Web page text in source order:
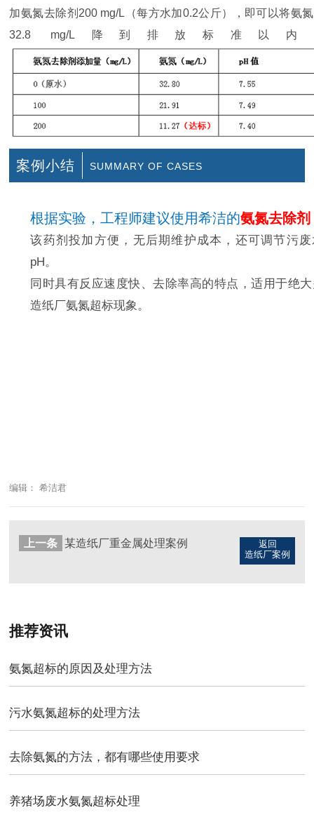
加氨氮去除剂200 mg/L（每方水加0.2公斤），即可以将氨
32.8 mg/L降到排放标准以内
案例小结 SUMMARY OF CASES
根据实验，工程师建议使用希洁的氨氮去除剂
该药剂投加方便，无后期维护成本，还可调节污废
pH。
同时具有反应速度快、去除率高的特点，适用于绝
造纸厂氨氮超标现象。
编辑： 希洁君
返回
造纸厂案例
上一条 某造纸厂重金属处理案例
推荐资讯
氨氮超标的原因及处理方法
污水氨氮超标的处理方法
去除氨氮的方法，都有哪些使用要求
养猪场废水氨氮超标处理